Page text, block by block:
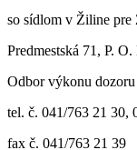
so sídlom v Žiline
Predmestská 71, P.
Odbor výkonu dozoru
tel. č. 041/763 21 30,
fax č. 041/763 21 39